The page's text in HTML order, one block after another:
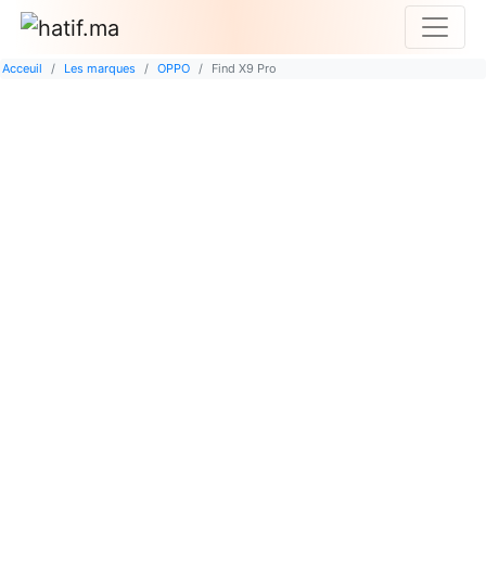
Acceuil Les marques OPPO Find X9 Pro